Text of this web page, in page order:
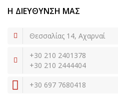
Η ΔΙΕΥΘΥΝΣΗ ΜΑΣ
Θεσσαλίας 14, Αχαρναί
+30 210 2401378
+30 210 2444404
+30 697 7680418